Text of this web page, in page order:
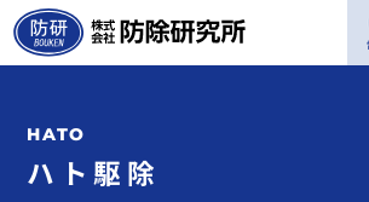
ハト駆除